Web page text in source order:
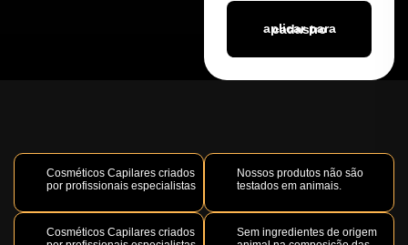
aplicar para cadastro
Cosméticos Capilares criados
por profissionais especialistas
Nossos produtos não são
testados em animais.
Cosméticos Capilares criados
Sem ingredientes de origem